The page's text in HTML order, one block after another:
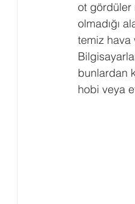
ot gördüler
olmadığı
temiz hava
bunlardan
hobi veya